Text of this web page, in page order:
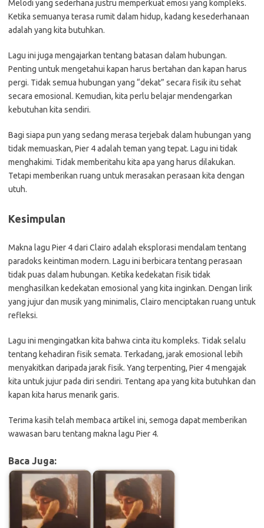
Melodi yang sederhana justru memperkuat emosi yang kompleks.
Ketika semuanya terasa rumit dalam hidup, kadang kesederhanaan
adalah yang kita butuhkan.
Lagu ini juga mengajarkan tentang batasan dalam hubungan.
Penting untuk mengetahui kapan harus bertahan dan kapan harus
pergi. Tidak semua hubungan yang “dekat” secara fisik itu sehat
secara emosional. Kemudian, kita perlu belajar mendengarkan
kebutuhan kita sendiri.
Bagi siapa pun yang sedang merasa terjebak dalam hubungan yang
tidak memuaskan, Pier 4 adalah teman yang tepat. Lagu ini tidak
menghakimi. Tidak memberitahu kita apa yang harus dilakukan.
Tetapi memberikan ruang untuk merasakan perasaan kita dengan
utuh.
Kesimpulan
Makna lagu Pier 4 dari Clairo adalah eksplorasi mendalam tentang
paradoks keintiman modern. Lagu ini berbicara tentang perasaan
tidak puas dalam hubungan. Ketika kedekatan fisik tidak
menghasilkan kedekatan emosional yang kita inginkan. Dengan lirik
yang jujur dan musik yang minimalis, Clairo menciptakan ruang untuk
refleksi.
Lagu ini mengingatkan kita bahwa cinta itu kompleks. Tidak selalu
tentang kehadiran fisik semata. Terkadang, jarak emosional lebih
menyakitkan daripada jarak fisik. Yang terpenting, Pier 4 mengajak
kita untuk jujur pada diri sendiri. Tentang apa yang kita butuhkan dan
kapan kita harus menarik garis.
Terima kasih telah membaca artikel ini, semoga dapat memberikan
wawasan baru tentang makna lagu Pier 4.
Baca Juga: